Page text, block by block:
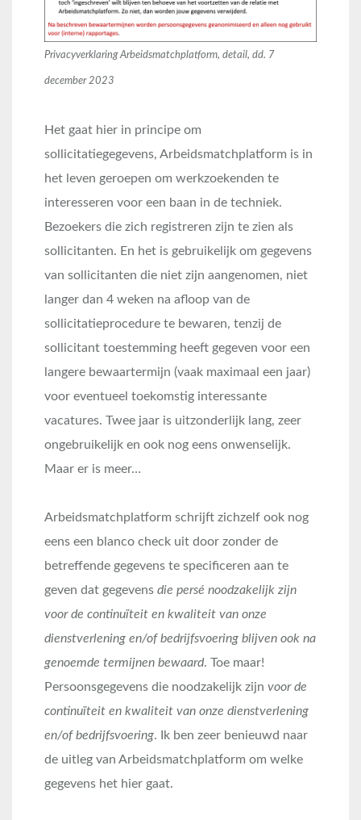
Privacyverklaring Arbeidsmatchplatform, detail, dd. 7
december 2023
Het gaat hier in principe om
sollicitatiegegevens, Arbeidsmatchplatform is in
het leven geroepen om werkzoekenden te
interesseren voor een baan in de techniek.
Bezoekers die zich registreren zijn te zien als
sollicitanten. En het is gebruikelijk om gegevens
van sollicitanten die niet zijn aangenomen, niet
langer dan 4 weken na afloop van de
sollicitatieprocedure te bewaren, tenzij de
sollicitant toestemming heeft gegeven voor een
langere bewaartermijn (vaak maximaal een jaar)
voor eventueel toekomstig interessante
vacatures. Twee jaar is uitzonderlijk lang, zeer
ongebruikelijk en ook nog eens onwenselijk.
Maar er is meer…
Arbeidsmatchplatform schrijft zichzelf ook nog
eens een blanco check uit door zonder de
betreffende gegevens te specificeren aan te
geven dat gegevens die persé noodzakelijk zijn
voor de continuïteit en kwaliteit van onze
dienstverlening en/of bedrijfsvoering blijven ook na
genoemde termijnen bewaard. Toe maar!
Persoonsgegevens die noodzakelijk zijn voor de
continuïteit en kwaliteit van onze dienstverlening
en/of bedrijfsvoering. Ik ben zeer benieuwd naar
de uitleg van Arbeidsmatchplatform om welke
gegevens het hier gaat.